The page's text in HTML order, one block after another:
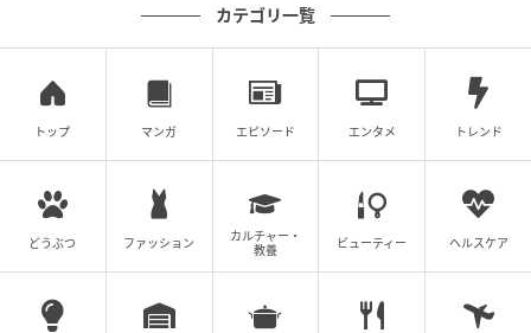
カテゴリ一覧
トップ マンガ エピソード エンタメ トレンド
どうぶつ ファッション
カルチャー・
教養
ビューティー ヘルスケア